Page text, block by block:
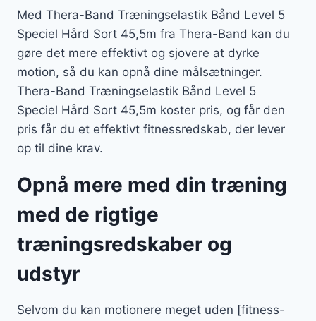
Med Thera-Band Træningselastik Bånd Level 5
Speciel Hård Sort 45,5m fra Thera-Band kan du
gøre det mere effektivt og sjovere at dyrke
motion, så du kan opnå dine målsætninger.
Thera-Band Træningselastik Bånd Level 5
Speciel Hård Sort 45,5m koster pris, og får den
pris får du et effektivt fitnessredskab, der lever
op til dine krav.
Opnå mere med din træning
med de rigtige
træningsredskaber og
udstyr
Selvom du kan motionere meget uden [fitness-